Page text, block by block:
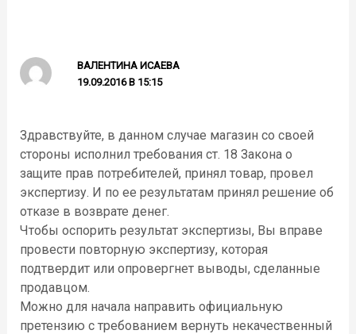
ВАЛЕНТИНА ИСАЕВА
19.09.2016 В 15:15
Здравствуйте, в данном случае магазин со своей
стороны исполнил требования ст. 18 Закона о
защите прав потребителей, принял товар, провел
экспертизу. И по ее результатам принял решение об
отказе в возврате денег.
Чтобы оспорить результат экспертизы, Вы вправе
провести повторную экспертизу, которая
подтвердит или опровергнет выводы, сделанные
продавцом.
Можно для начала направить официальную
претензию с требованием вернуть некачественный